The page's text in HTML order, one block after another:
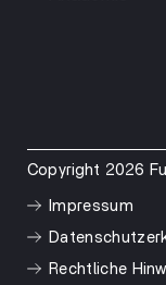
Copyright 2026
Impressum
Rechtliche